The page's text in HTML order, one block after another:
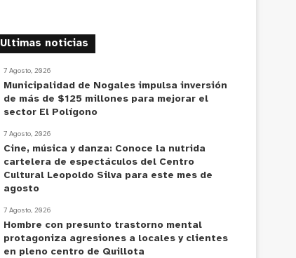
Ultimas noticias
7 Agosto, 2026
Municipalidad de Nogales impulsa inversión
de más de $125 millones para mejorar el
sector El Polígono
7 Agosto, 2026
Cine, música y danza: Conoce la nutrida
cartelera de espectáculos del Centro
Cultural Leopoldo Silva para este mes de
agosto
7 Agosto, 2026
Hombre con presunto trastorno mental
protagoniza agresiones a locales y clientes
en pleno centro de Quillota